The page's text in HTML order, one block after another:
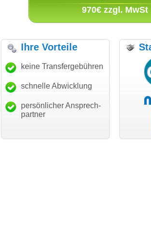
970€ zzgl. MwSt
"Danke für den schnellen
Transfer und guten Service!"
Thomas Schäfer
i can eckert communication GmbH
"Ich bin
haben. Die
Ihre Vorteile
keine Transfergebühren
schnelle Abwicklung
persönlicher Ansprech-
partner